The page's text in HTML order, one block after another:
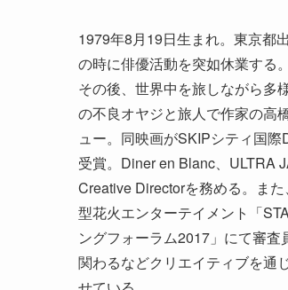
1979年8月19日生まれ。東京都
の時に俳優活動を突如休業する。
その後、世界中を旅しながら多
の不良オヤジと旅人で作家の高
ュー。同映画がSKIPシティ国
受賞。Diner en Blanc、ULTRA
Creative Directorを務める。ま
型花火エンターテイメント「
ングフォーラム2017」にて審
関わるなどクリエイティブを通